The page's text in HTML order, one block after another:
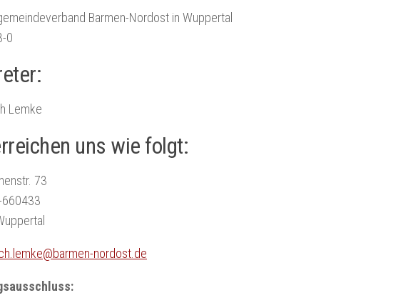
Barmen-Nordost in Wuppertal
0
Lemke
uns wie folgt:
73
660433
nordost.de